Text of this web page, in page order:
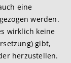
eine
werden.
wirklich keine
gibt,
herzustellen.